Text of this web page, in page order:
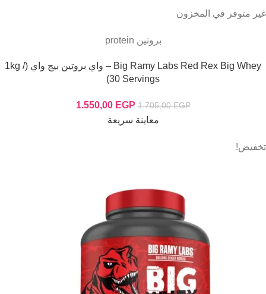
غير متوفر في المخزون
بروتين protein
Big Ramy Labs Red Rex Big Whey – واي بروتين بيج واي (1kg /
30 Servings)
1.705,00EGP
1.550,00 EGP
معاينة سريعة
تخفيض!